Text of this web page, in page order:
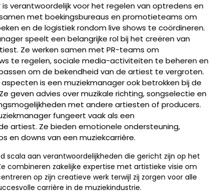
verantwoordelijk voor het regelen van optredens en
met boekingsbureaus en promotieteams om
en de logistiek rondom live shows te coördineren.
speelt een belangrijke rol bij het creëren van
Ze werken samen met PR-teams om
te regelen, sociale media-activiteiten te beheren en
om de bekendheid van de artiest te vergroten.
is een muziekmanager ook betrokken bij de
geven advies over muzikale richting, songselectie en
met andere artiesten of producers.
fungeert vaak als een
artiest. Ze bieden emotionele ondersteuning,
en downs van een muziekcarrière.
scala aan verantwoordelijkheden die gericht zijn op het
combineren zakelijke expertise met artistieke visie om
op zijn creatieve werk terwijl zij zorgen voor alle
carrière in de muziekindustrie.